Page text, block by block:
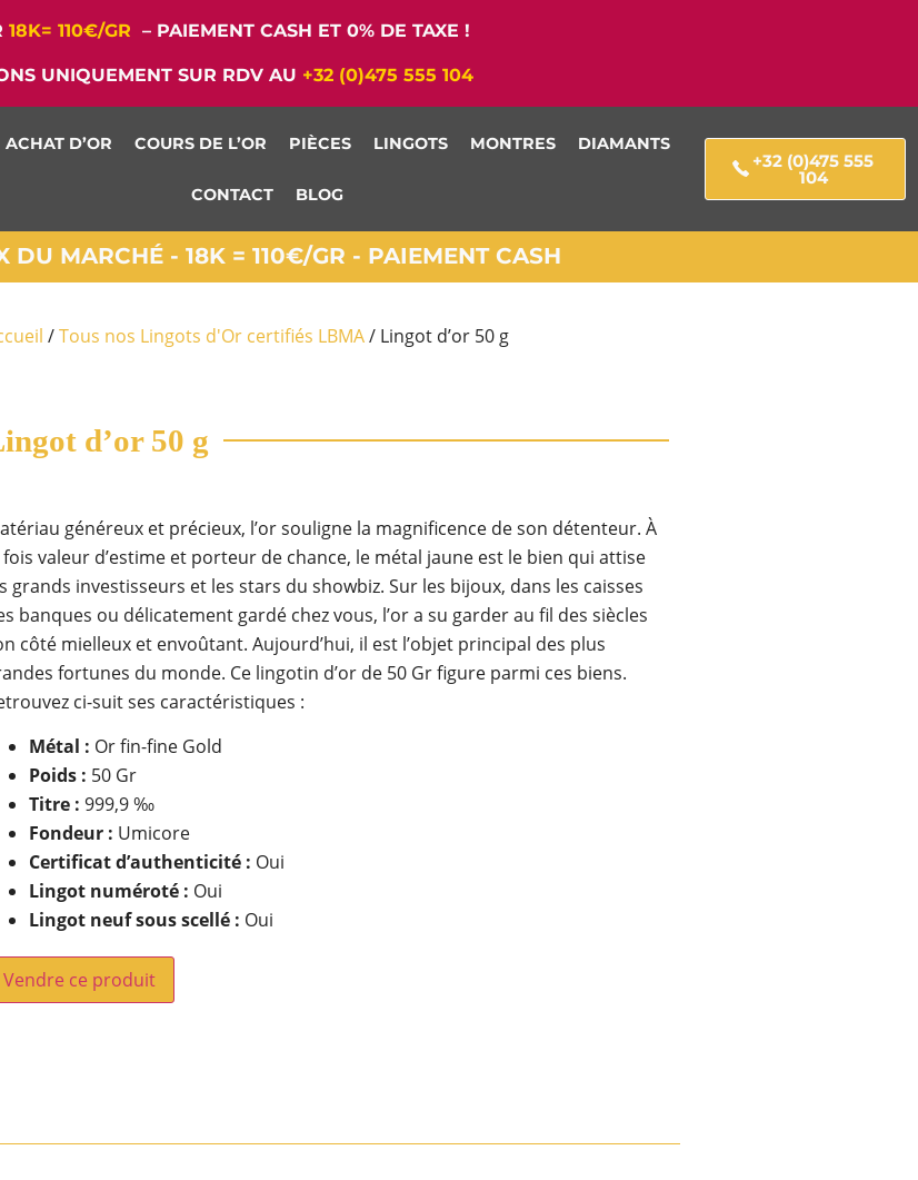
18K= 110€/GR – PAIEMENT CASH ET 0% DE TAXE !
UNIQUEMENT SUR RDV AU +32 (0)475 555 104
ACHAT D’OR COURS DE L’OR PIÈCES LINGOTS MONTRES DIAMANTS
CONTACT BLOG
+32 (0)475 555
104
MARCHÉ - 18K = 110€/GR - PAIEMENT CASH
/Tous nos Lingots d'Or certifiés LBMA/ Lingot d’or 50 g
d’or 50 g
généreux et précieux, l’or souligne la magnificence de son détenteur. À
fois valeur d’estime et porteur de chance, le métal jaune est le bien qui attise
grands investisseurs et les stars du showbiz. Sur les bijoux, dans les caisses
banques ou délicatement gardé chez vous, l’or a su garder au fil des siècles
côté mielleux et envoûtant. Aujourd’hui, il est l’objet principal des plus
fortunes du monde. Ce lingotin d’or de 50 Gr figure parmi ces biens.
ci-suit ses caractéristiques :
Métal : Or fin-fine Gold
Poids : 50 Gr
Titre : 999,9 ‰
Fondeur : Umicore
Certificat d’authenticité : Oui
Lingot numéroté : Oui
Lingot neuf sous scellé : Oui
Vendre ce produit